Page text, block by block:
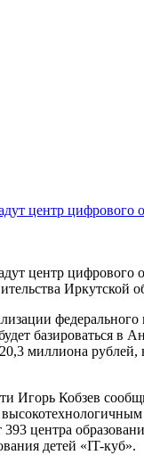
центр цифрового
центр
Иркутской
базироваться
миллиона
Игорь Кобзев
центра
детей «IT-куб».